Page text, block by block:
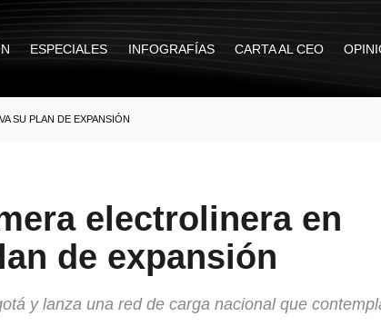
ESPECIALES INFOGRAFÍAS CARTA AL CEO
SU PLAN DE EXPANSIÓN
electrolinera en
de expansión
y lanza una red de carga nacional que